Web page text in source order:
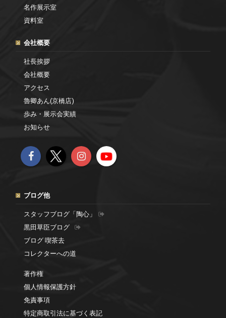
名作展示室
資料室
会社概要
社長挨拶
会社概要
アクセス
魯卿あん(京橋店)
歩み・展示会実績
お知らせ
ブログ他
スタッフブログ「陶心」
黒田草臣ブログ
ブログ 喫茶去
コレクターへの道
著作権
個人情報保護方針
免責事項
特定商取引法に基づく表記